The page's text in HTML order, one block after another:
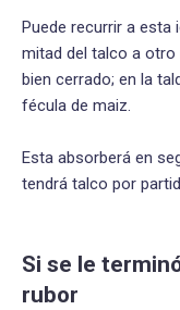
Puede recurrir a esta
mitad del talco a otro
bien cerrado; en la
fécula de maiz.
Esta absorberá en
tendrá talco por
Si se le
rubor